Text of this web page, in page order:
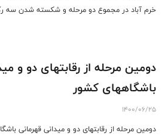
دومین مرحله از رقابتهای دو و
باشگاههای کشور
1400/06/25
دومین مرحله از رقابتهای دو و میدانی قهرمانی